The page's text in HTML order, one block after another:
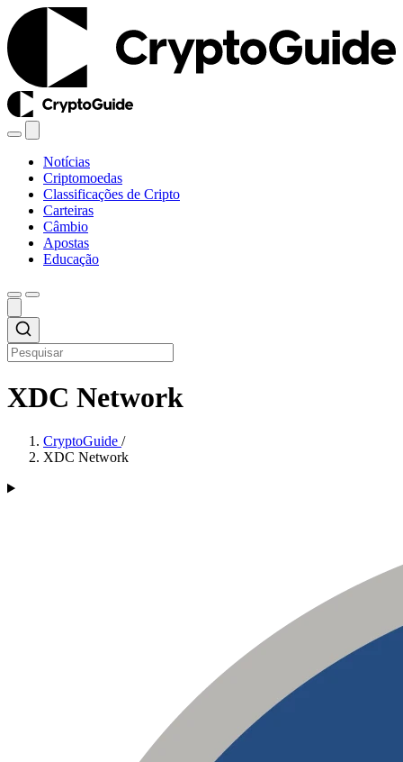
Notícias
Criptomoedas
Classificações de Cripto
Carteiras
Câmbio
Apostas
Educação
XDC Network
CryptoGuide /
XDC Network